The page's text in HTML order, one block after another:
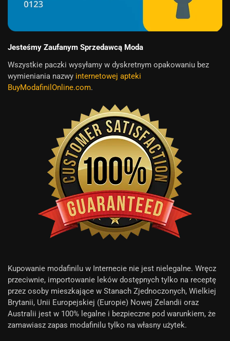
Jesteśmy Zaufanym Sprzedawcą Moda
Wszystkie paczki wysyłamy w dyskretnym opakowaniu bez
wymieniania nazwy internetowej apteki
BuyModafinilOnline.com.
Kupowanie modafinilu w Internecie nie jest nielegalne. Wręcz
przeciwnie, importowanie leków dostępnych tylko na receptę
przez osoby mieszkające w Stanach Zjednoczonych, Wielkiej
Brytanii, Unii Europejskiej (Europie) Nowej Zelandii oraz
Australii jest w 100% legalne i bezpieczne pod warunkiem, że
zamawiasz zapas modafinilu tylko na własny użytek.